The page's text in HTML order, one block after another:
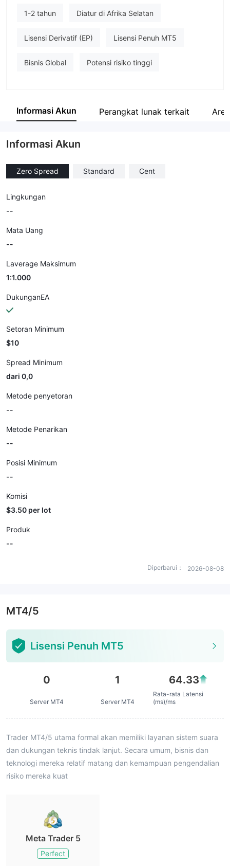
Karyawan perusahaan
1-2 tahun Diatur di Afrika Selatan
Lisensi Derivatif (EP) Lisensi Penuh MT5
Bisnis Global Potensi risiko tinggi
Informasi Akun Perangkat lunak terkait
Informasi Akun
Zero Spread Standard Cent
Lingkungan
--
Mata Uang
--
Laverage Maksimum
1:1.000
DukunganEA
Setoran Minimum
$10
Spread Minimum
dari 0,0
Metode penyetoran
--
Metode Penarikan
--
Posisi Minimum
--
Komisi
$3.50 per lot
Produk
--
Diperbarui： 2026-08-08
MT4/5
Lisensi Penuh MT5
0
Server MT4
1
Server MT4
64.33
Rata-rata Latensi
(ms)/ms
Trader MT4/5 utama formal akan memiliki layanan sistem suara
dan dukungan teknis tindak lanjut. Secara umum, bisnis dan
teknologi mereka relatif matang dan kemampuan pengendalian
risiko mereka kuat
Meta Trader 5
Perfect